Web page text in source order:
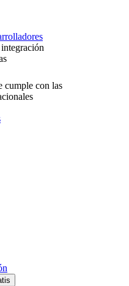
cumple con las